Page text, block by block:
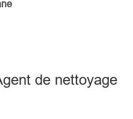
de nettoyage